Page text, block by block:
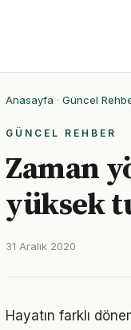
Anasayfa · Güncel
GÜNCEL REHBER
Zaman
yüksek
31 Aralık 2020
Hayatın farklı